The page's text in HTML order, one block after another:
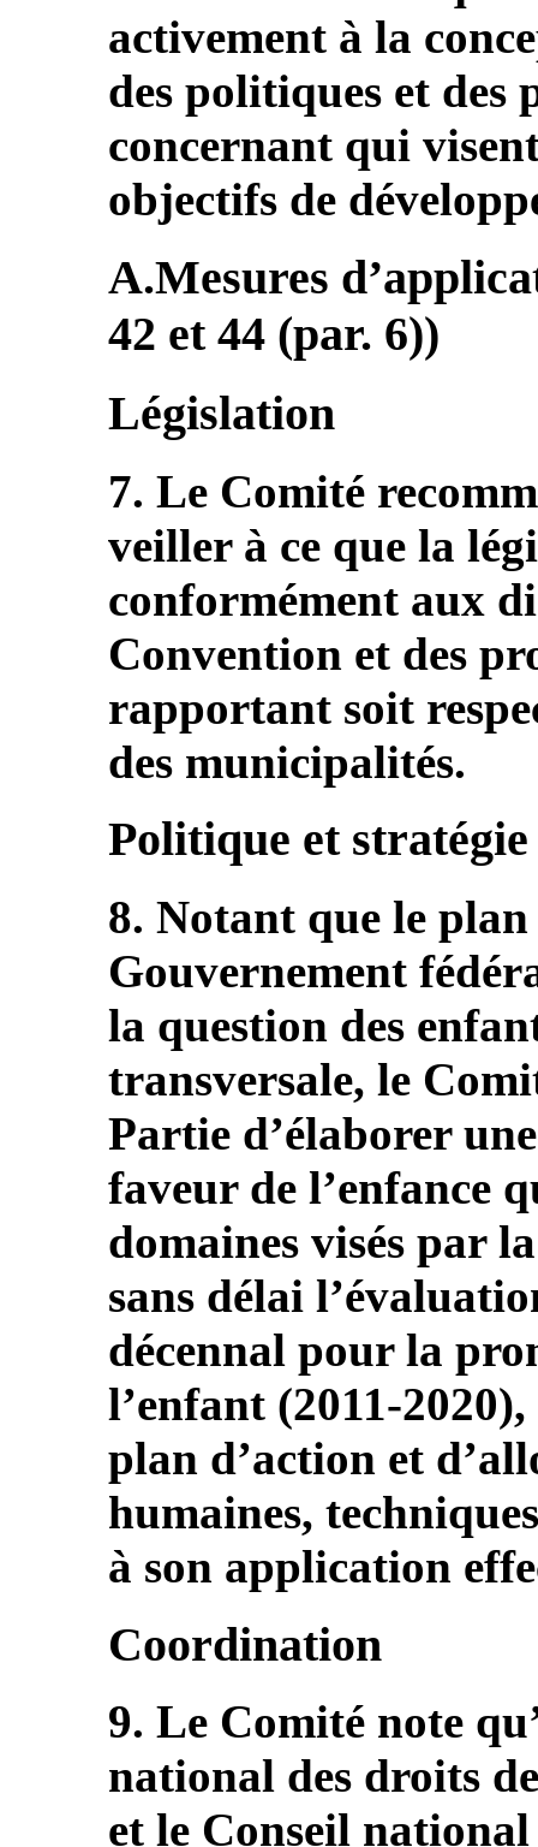
activement à la
des politiques et des
concernant qui
objectifs de
A.Mesures
42 et 44 (par. 6))
Législation
7. Le Comité
veiller à ce que la
conformément aux
Convention et des
rapportant soit
des municipalités.
Politique et stratégie
8. Notant que le
Gouvernement
la question des
transversale, le
Partie d’élaborer
faveur de l’enfance
domaines visés par
sans délai
décennal pour la
l’enfant (2011-
plan d’action et
humaines,
à son application
Coordination
9. Le Comité note
national des droits
et le Conseil